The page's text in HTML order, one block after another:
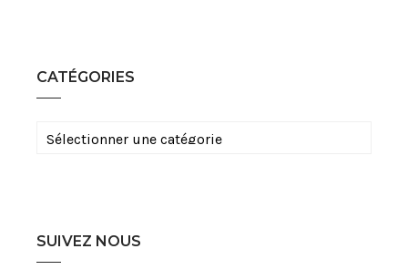
CATÉGORIES
Catégories
SUIVEZ NOUS